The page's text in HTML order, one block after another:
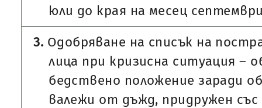
юли до края на месец
3. Одобряване на списък на
лица при кризисна ситуация –
бедствено положение заради
валежи от дъжд, придружен със